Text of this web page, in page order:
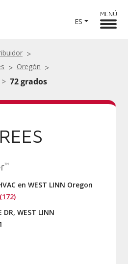
ES
MENÚ
Oregón
72 grados
en WEST LINN Oregon
DR, WEST LINN